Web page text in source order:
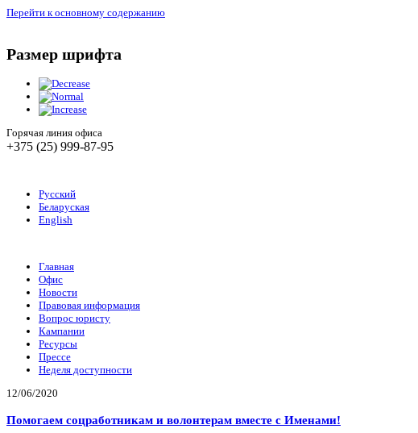
Перейти к основному содержанию
Размер шрифта
Горячая линия офиса
+375 (25) 999-87-95
Русский
Беларуская
English
Главная
Офис
Новости
Правовая информация
Вопрос юристу
Кампании
Ресурсы
Прессе
Неделя доступности
12/06/2020
Помогаем соцработникам и волонтерам вместе с Именами!